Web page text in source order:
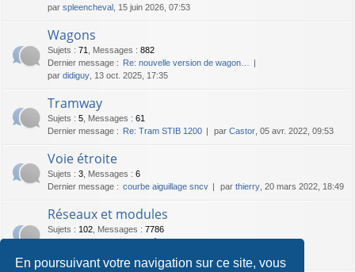
En poursuivant votre navigation sur ce site, vous
par spleencheval , 15 juin 2026, 07:53
Wagons
Sujets : 71 Messages : 882
Dernier message : Re: nouvelle version de wagon…
par didiguy , 13 oct. 2025, 17:35
Tramway
Sujets : 5 Messages : 61
Dernier message : Re: Tram STIB 1200 par Castor , 05 avr. 2022, 09:53
Voie étroite
Sujets : 3 Messages : 6
Dernier message : courbe aiguillage sncv par thierry , 20 mars 2022, 18:49
Réseaux et modules
Sujets : 102 Messages : 7786
Dernier message : Re: Vonêche, on the railroad …